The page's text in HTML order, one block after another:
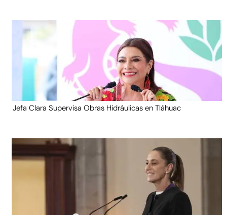
Jefa Clara Supervisa Obras Hidráulicas en Tláhuac